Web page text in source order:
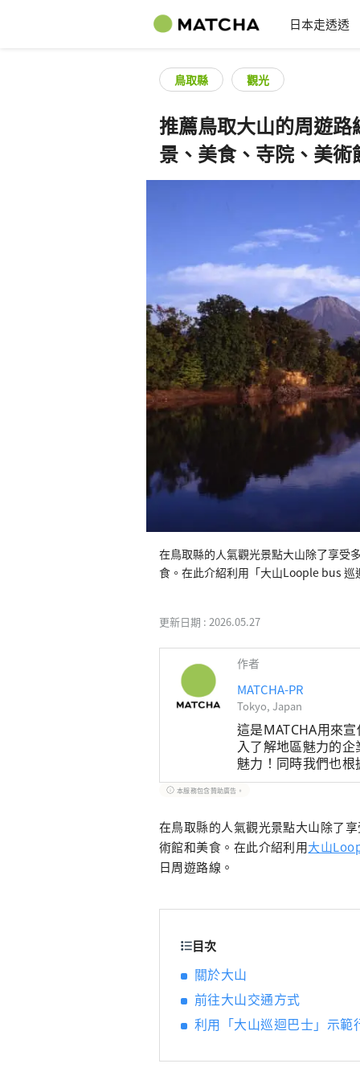
日本走透透
鳥取縣 觀光
推薦鳥取大山的周遊
景、美食、寺院、美術
在鳥取縣的人氣觀光景點大山除了享受
食。在此介紹利用「大山Loople bus
更新日期 : 2026.05.27
作者
MATCHA-PR
Tokyo, Japan
這是MATCHA用來
入了解地區魅力的
魅力！同時我們也
文章。
本服務包含贊助廣告。
在鳥取縣的人氣觀光景點大山除了
術館和美食。在此介紹利用大山
日周遊路線。
目次
關於大山
前往大山交通方式
利用「大山巡迴巴士」示範